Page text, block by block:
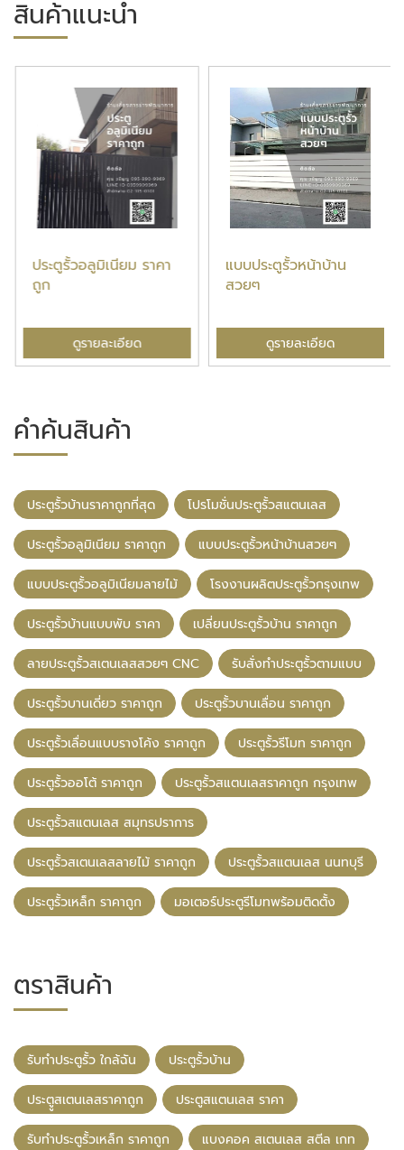
สินค้าแนะนำ
ประตูรั้วอลูมิเนียม ราคา
ถูก
ดูรายละเอียด
แบบประตูรั้วหน้าบ้าน
สวยๆ
ดูรายละเอียด
คำค้นสินค้า
ประตูรั้วบ้านราคาถูกที่สุด โปรโมชั่นประตูรั้วสแตนเลส
ประตูรั้วอลูมิเนียม ราคาถูก แบบประตูรั้วหน้าบ้านสวยๆ
แบบประตูรั้วอลูมิเนียมลายไม้ โรงงานผลิตประตูรั้วกรุงเทพ
ประตูรั้วบ้านแบบพับ ราคา เปลี่ยนประตูรั้วบ้าน ราคาถูก
ลายประตูรั้วสเตนเลสสวยๆ CNC รับสั่งทำประตูรั้วตามแบบ
ประตูรั้วบานเดี่ยว ราคาถูก ประตูรั้วบานเลื่อน ราคาถูก
ประตูรั้วเลื่อนแบบรางโค้ง ราคาถูก ประตูรั้วรีโมท ราคาถูก
ประตูรั้วออโต้ ราคาถูก ประตูรั้วสแตนเลสราคาถูก กรุงเทพ
ประตูรั้วสแตนเลส สมุทรปราการ
ประตูรั้วสเตนเลสลายไม้ ราคาถูก ประตูรั้วสแตนเลส นนทบุรี
ประตูรั้วเหล็ก ราคาถูก มอเตอร์ประตูรีโมทพร้อมติดตั้ง
ตราสินค้า
รับทําประตูรั้ว ใกล้ฉัน ประตูรั้วบ้าน
ประตููสเตนเลสราคาถูก ประตูสแตนเลส ราคา
รับทําประตูรั้วเหล็ก ราคาถูก แบงคอค สเตนเลส สตีล เกท